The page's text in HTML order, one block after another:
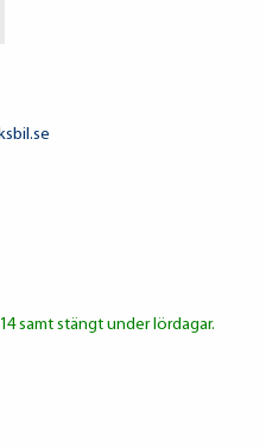
tillbaka skulden i
samt stängt under lördagar.